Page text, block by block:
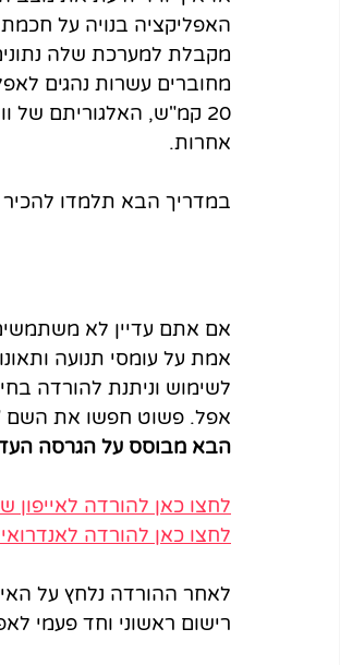
האפליקציה בנויה על חכמת
מקבלת למערכת שלה
20 קמ"ש, האלגוריתם של
אחרות.
במדריך הבא תלמדו
אם אתם עדיין לא משתמשים
אמת על עומסי תנועה
לשימוש וניתנת להורדה
אפל. פשוט חפשו את השם
הבא מבוסס על הגרסה
לחצו כאן להורדה לאייפון
לחצו כאן להורדה
לאחר ההורדה נלחץ על
רישום ראשוני וחד פעמי